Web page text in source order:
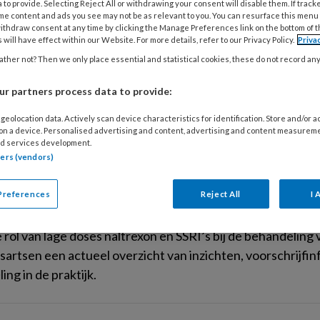
ACTUEEL INFECTIEZIEKTEN
samenwerking versterkt bij
nieuw WHO-verdrag
hebben ingestemd met een nieuw pandemieverdrag
op snellere respons en eerlijkere verdeling van
naltrexon en SSRI’s bij post-
rol van lage doses naltrexon en SSRI’s bij de
een actueel overzicht van inzichten,
in de praktijk.
to provide. Selecting Reject All or withdrawing your consent will disable them. If
content and ads you see may not be as relevant to you. You can resurface this
consent at any time by clicking the Manage Preferences link on the bottom of
will have effect within our Website. For more details, refer to our Privacy Policy.
not? Then we only place essential and statistical cookies, these do not record
partners process data to provide:
data. Actively scan device characteristics for identification. Store and/or
a device. Personalised advertising and content, advertising and content
services development.
(vendors)
Reject All I